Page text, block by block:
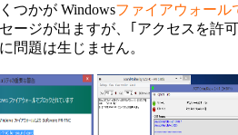
つかが Windows
ファイアウォール
ージが出ますが、｢アクセスを許
問題は生じません。